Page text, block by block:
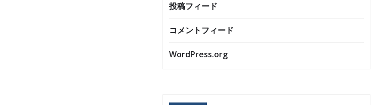
投稿フィード
コメントフィード
WordPress.org